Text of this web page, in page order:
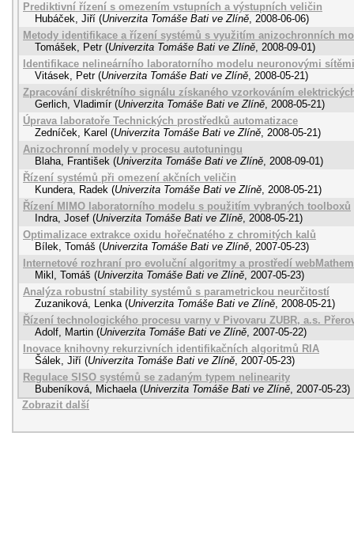
Prediktivní řízení s omezením vstupních a výstupních veličin
Hubáček, Jiří (Univerzita Tomáše Bati ve Zlíně, 2008-06-06)
Metody identifikace a řízení systémů s využitím anizochronních
Tomášek, Petr (Univerzita Tomáše Bati ve Zlíně, 2008-09-01)
Identifikace nelineárního laboratorního modelu neuronovými sítěmi
Vitásek, Petr (Univerzita Tomáše Bati ve Zlíně, 2008-05-21)
Zpracování diskrétního signálu získaného vzorkováním
Gerlich, Vladimír (Univerzita Tomáše Bati ve Zlíně, 2008-05-21)
Úprava laboratoře Technických prostředků automatizace
Zedníček, Karel (Univerzita Tomáše Bati ve Zlíně, 2008-05-21)
Anizochronní modely v procesu autotuningu
Blaha, František (Univerzita Tomáše Bati ve Zlíně, 2008-09-01)
Řízení systémů při omezení akčních veličin
Kundera, Radek (Univerzita Tomáše Bati ve Zlíně, 2008-05-21)
Řízení MIMO laboratorního modelu s použitím vybraných toolboxů
Indra, Josef (Univerzita Tomáše Bati ve Zlíně, 2008-05-21)
Optimalizace extrakce oxidu hořečnatého z chromitých kalů
Bílek, Tomáš (Univerzita Tomáše Bati ve Zlíně, 2007-05-23)
Internetové rozhraní pro evoluční algoritmy a prostředí
Mikl, Tomáš (Univerzita Tomáše Bati ve Zlíně, 2007-05-23)
Analýza robustní stability systémů s parametrickou neurčitostí
Zuzaniková, Lenka (Univerzita Tomáše Bati ve Zlíně, 2008-05-21)
Řízení technologického procesu varny v Pivovaru ZUBR, a.s.
Adolf, Martin (Univerzita Tomáše Bati ve Zlíně, 2007-05-22)
Inovace knihovny rekurzivních identifikačních algoritmů RIA
Šálek, Jiří (Univerzita Tomáše Bati ve Zlíně, 2007-05-23)
Regulace SISO systémů se zadaným typem nelinearity
Bubeníková, Michaela (Univerzita Tomáše Bati ve Zlíně, 2007-05-23)
Zobrazit další